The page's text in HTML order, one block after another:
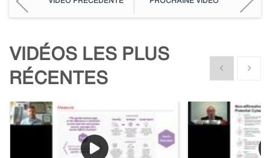
VIDÉOS LES PLUS
RÉCENTES
Show previous
Show